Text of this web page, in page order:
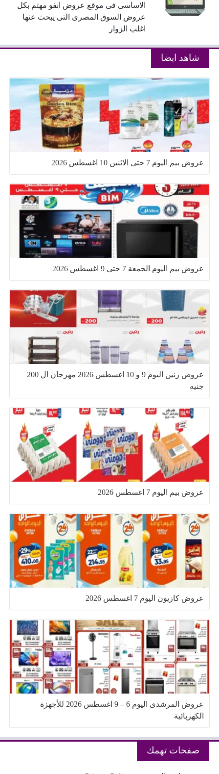
الاساسى فى موقع عروض انفو مهتم بكل
عروض السوق المصرى التى يبحث عنها
اغلب الزوار
شاهد ايضا
عروض بيم اليوم 7 حتى الاثنين 10 اغسطس 2026
عروض بيم اليوم الجمعة 7 حتى 9 اغسطس 2026
عروض رنين اليوم 9 و 10 اغسطس 2026 مهرجان ال 200
جنيه
عروض بيم اليوم 7 اغسطس 2026
عروض كازيون اليوم 7 اغسطس 2026
عروض المرشدى اليوم 6 – 9 اغسطس 2026 للأجهزة
الكهربائية
صفحات تهمك